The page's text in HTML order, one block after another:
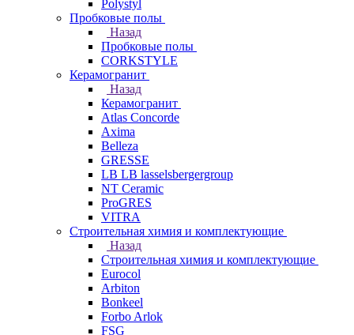
Polystyl
Пробковые полы
Назад
Пробковые полы
CORKSTYLE
Керамогранит
Назад
Керамогранит
Atlas Concorde
Axima
Belleza
GRESSE
LB LB lasselsbergergroup
NT Ceramic
ProGRES
VITRA
Строительная химия и комплектующие
Назад
Строительная химия и комплектующие
Eurocol
Arbiton
Bonkeel
Forbo Arlok
FSG